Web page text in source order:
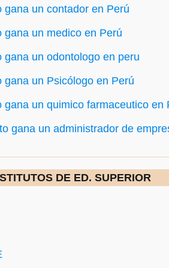
gana un contador en Perú
gana un medico en Perú
gana un odontologo en peru
gana un Psicólogo en Perú
gana un quimico farmaceutico en
gana un administrador de
DE ED. SUPERIOR